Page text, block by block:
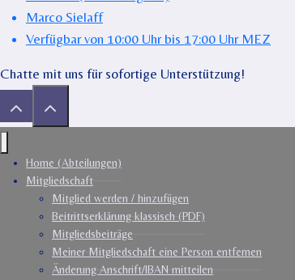
Marco Sielaff
Verfügbar von 10:00 Uhr bis 17:00 Uhr MEZ
Chatte mit uns für sofortige Unterstützung!
Home (Abteilungen)
Mitgliedschaft
Mitglied werden / hinzufügen
Beitrittserklärung klassisch (PDF)
Mitgliedsbeiträge
Meiner Mitgliedschaft eine Person entfernen
Änderung Anschrift/IBAN mitteilen